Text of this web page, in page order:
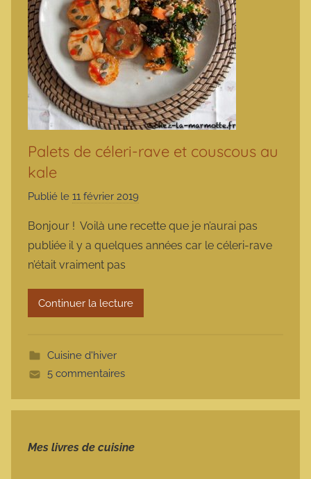
Palets de céleri-rave et couscous au
kale
Publié le 11 février 2019
r
m
r
Bonjour ! Voilà une recette que je n’aurai pas
publiée il y a quelques années car le céleri-rave
n’était vraiment pas
Continuer la lecture
Cuisine d'hiver
5 commentaires
Mes livres de cuisine